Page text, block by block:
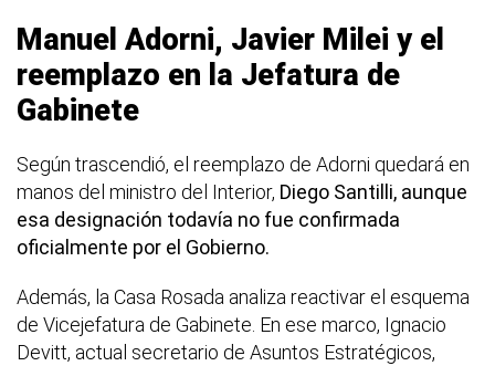
Manuel Adorni, Javier Milei y el
reemplazo en la Jefatura de
Gabinete
Según trascendió, el reemplazo de Adorni quedará en
manos del ministro del Interior, Diego Santilli, aunque
esa designación todavía no fue confirmada
oficialmente por el Gobierno.
Además, la Casa Rosada analiza reactivar el esquema
de Vicejefatura de Gabinete. En ese marco, Ignacio
Devitt, actual secretario de Asuntos Estratégicos,